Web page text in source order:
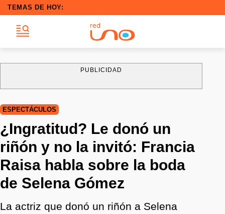
TEMAS DE HOY:
PUBLICIDAD
ESPECTÁCULOS
¿Ingratitud? Le donó un
riñón y no la invitó: Francia
Raisa habla sobre la boda
de Selena Gómez
La actriz que donó un riñón a Selena